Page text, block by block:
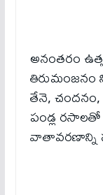
అనంతరం
తిరుమంజనం
తేనె, చందనం,
పండ్ల
వాతావరణాన్ని